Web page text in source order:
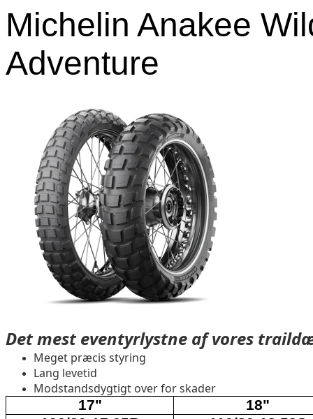
Michelin Anakee
Adventure
Det mest eventyrlystne af vores
Meget præcis styring
Lang levetid
Modstandsdygtigt over for skader
17"
18"